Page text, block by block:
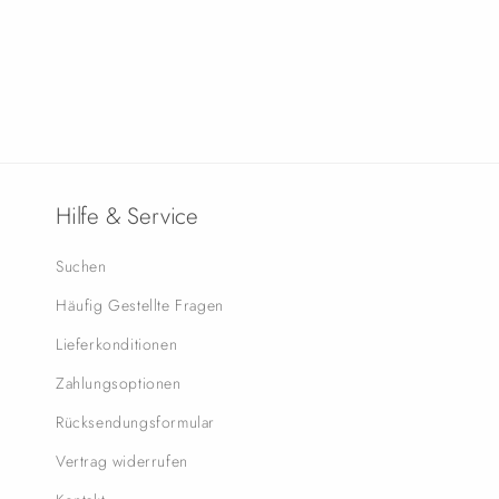
Hilfe & Service
Suchen
Häufig Gestellte Fragen
Lieferkonditionen
Zahlungsoptionen
Rücksendungsformular
Vertrag widerrufen